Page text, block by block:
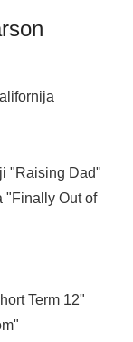
"Raising Dad"
"Finally Out of
Term 12"